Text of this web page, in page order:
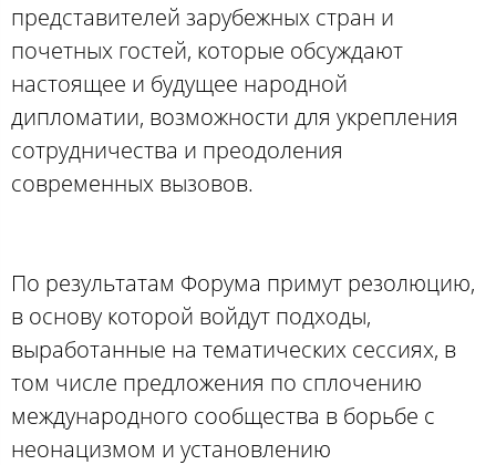
представителей зарубежных стран и
почетных гостей, которые обсуждают
настоящее и будущее народной
дипломатии, возможности для укрепления
сотрудничества и преодоления
современных вызовов.
По результатам Форума примут резолюцию,
в основу которой войдут подходы,
выработанные на тематических сессиях, в
том числе предложения по сплочению
международного сообщества в борьбе с
неонацизмом и установлению